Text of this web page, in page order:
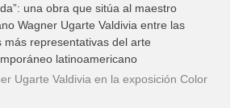
una obra que sitúa al maestro
Wagner Ugarte Valdivia entre las
más representativas del arte
latinoamericano
Ugarte Valdivia en la exposición Color